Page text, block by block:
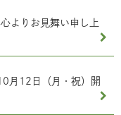
よりお見舞い申し上
月12日（月・祝）開